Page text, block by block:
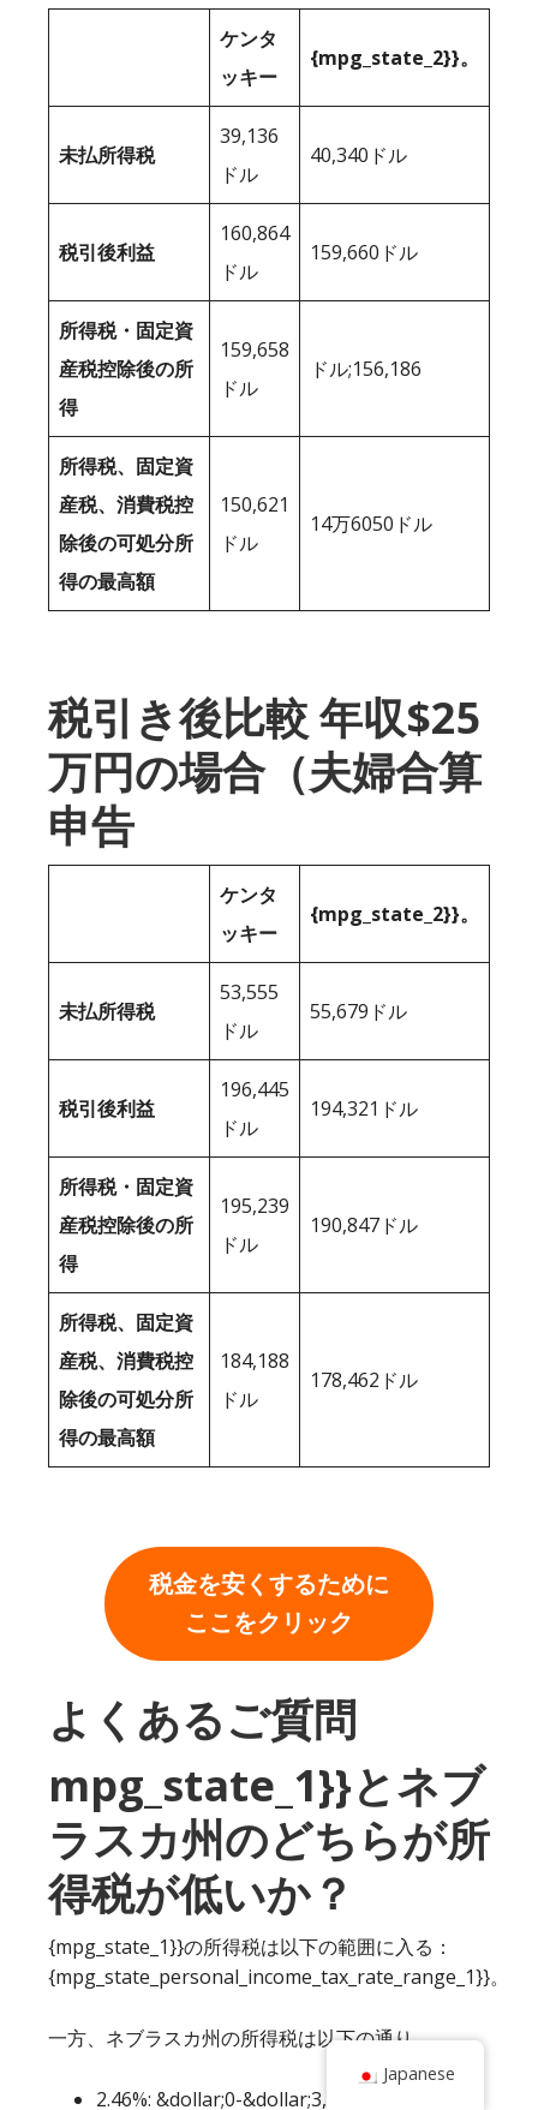
ケンタ
ッキー
{mpg_state_2}}。
未払所得税
39,136
ドル
40,340ドル
税引後利益
160,864
ドル
159,660ドル
所得税・固定資
産税控除後の所
得
159,658
ドル
ドル;156,186
所得税、固定資
産税、消費税控
除後の可処分所
得の最高額
150,621
ドル
14万6050ドル
税引き後比較 年収$25
万円の場合（夫婦合算
申告
ケンタ
ッキー
{mpg_state_2}}。
未払所得税
53,555
ドル
55,679ドル
税引後利益
196,445
ドル
194,321ドル
所得税・固定資
産税控除後の所
得
195,239
ドル
190,847ドル
所得税、固定資
産税、消費税控
除後の可処分所
得の最高額
184,188
ドル
178,462ドル
税金を安くするために
ここをクリック
よくあるご質問
mpg_state_1}}とネブ
ラスカ州のどちらが所
得税が低いか？
{mpg_state_1}}の所得税は以下の範囲に入る：
{mpg_state_personal_income_tax_rate_range_1}}。
一方、ネブラスカ州の所得税は以下の通り。
2.46%: &dollar;0-&dollar;3,440
Japanese